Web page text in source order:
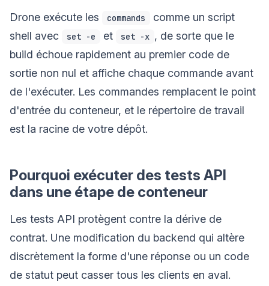
Drone exécute les commands
comme un script
shell avec
set -e et set -x , de sorte que le
build échoue rapidement au premier code de
sortie non nul et affiche chaque commande avant
de l'exécuter. Les commandes remplacent le point
d'entrée du conteneur, et le répertoire de travail
est la racine de votre dépôt.
Pourquoi exécuter des tests API
dans une étape de conteneur
Les tests API protègent contre la dérive de
contrat. Une modification du backend qui altère
discrètement la forme d'une réponse ou un code
de statut peut casser tous les clients en aval.